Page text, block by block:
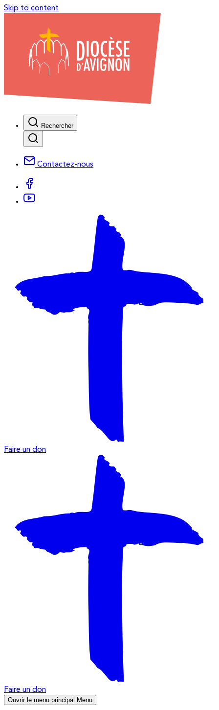
Skip to content
Rechercher
Contactez-nous
Faire un don
Faire un don
Ouvrir le menu principal Menu